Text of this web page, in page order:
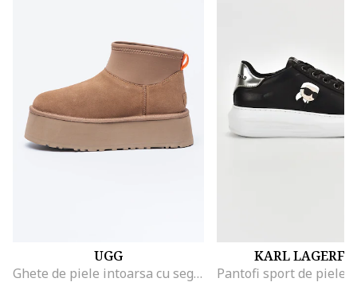
UGG
Ghete de piele intoarsa cu segment din material textil Classic Mini Dipper, Maro nisip
KARL